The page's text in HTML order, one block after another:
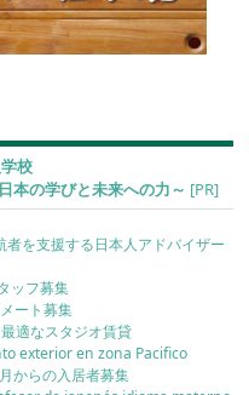
校
本の学びと未来への力～ [PR]
者を支援する日本人アドバイザー
ッフ募集
ート募集
適なスタジオ賃貸
exterior en zona Pacifico
からの入居者募集